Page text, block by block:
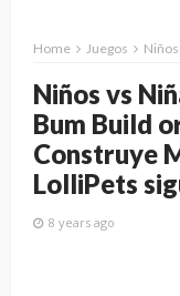
Home Juegos Niños vs
Niños vs
Bum Build
Construye
LolliPets
8 years ago